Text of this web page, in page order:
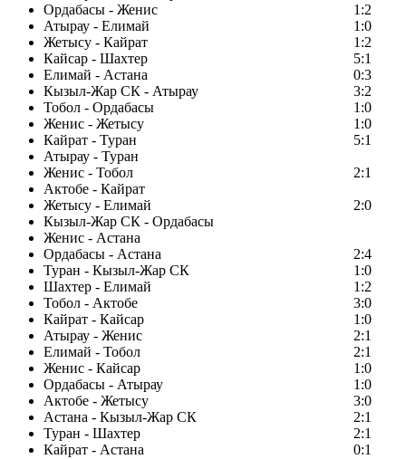
Ордабасы - Женис
1:2
Атырау - Елимай
1:0
Жетысу - Кайрат
1:2
Кайсар - Шахтер
5:1
Елимай - Астана
0:3
Кызыл-Жар СК - Атырау
3:2
Тобол - Ордабасы
1:0
Женис - Жетысу
1:0
Кайрат - Туран
5:1
Атырау - Туран
Женис - Тобол
2:1
Актобе - Кайрат
Жетысу - Елимай
2:0
Кызыл-Жар СК - Ордабасы
Женис - Астана
Ордабасы - Астана
2:4
Туран - Кызыл-Жар СК
1:0
Шахтер - Елимай
1:2
Тобол - Актобе
3:0
Кайрат - Кайсар
1:0
Атырау - Женис
2:1
Елимай - Тобол
2:1
Женис - Кайсар
1:0
Ордабасы - Атырау
1:0
Актобе - Жетысу
3:0
Астана - Кызыл-Жар СК
2:1
Туран - Шахтер
2:1
Кайрат - Астана
0:1